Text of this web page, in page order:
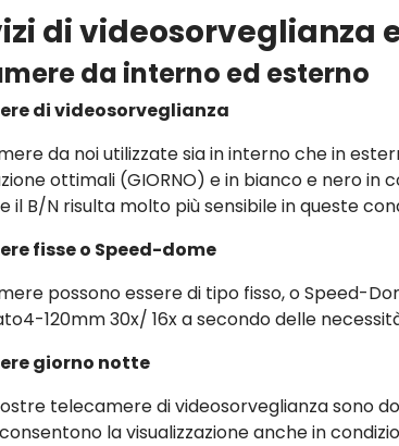
di videosorveglianza
da interno ed esterno
di videosorveglianza
da noi utilizzate sia in interno che in
ottimali (GIORNO) e in bianco e nero in
il B/N risulta molto più sensibile in queste
fisse o Speed-dome
possono essere di tipo fisso, o Speed-
120mm 30x/ 16x a secondo delle
giorno notte
telecamere di videosorveglianza sono
consentono la visualizzazione anche in